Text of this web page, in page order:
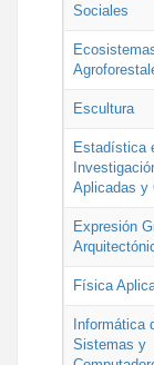
Sociales
Escultura
Estadística
Aplicadas y
Expresión
Física
Informática
Sistemas y